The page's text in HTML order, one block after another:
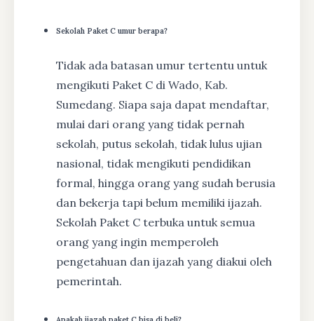
Sekolah Paket C umur berapa?
Tidak ada batasan umur tertentu untuk
mengikuti Paket C di Wado, Kab.
Sumedang. Siapa saja dapat mendaftar,
mulai dari orang yang tidak pernah
sekolah, putus sekolah, tidak lulus ujian
nasional, tidak mengikuti pendidikan
formal, hingga orang yang sudah berusia
dan bekerja tapi belum memiliki ijazah.
Sekolah Paket C terbuka untuk semua
orang yang ingin memperoleh
pengetahuan dan ijazah yang diakui oleh
pemerintah.